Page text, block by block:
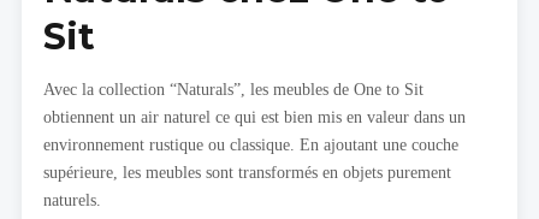
Sit
Avec la collection “Naturals”, les meubles de One to Sit
obtiennent un air naturel ce qui est bien mis en valeur dans un
environnement rustique ou classique. En ajoutant une couche
supérieure, les meubles sont transformés en objets purement
naturels.